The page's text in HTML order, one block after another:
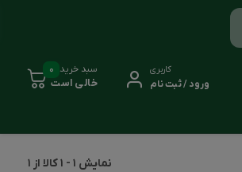
کاربری
ورود / ثبت نام
سبد خرید
خالی است
0
نمایش 1
-
1کالا از 1